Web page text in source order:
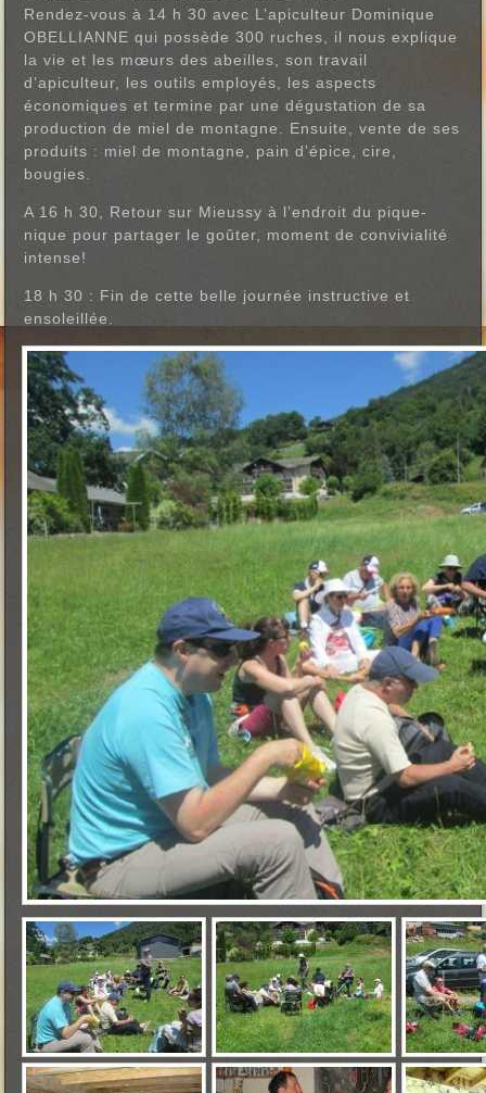
Rendez-vous à 14 h 30 avec L’apiculteur Dominique
OBELLIANNE qui possède 300 ruches, il nous explique
la vie et les mœurs des abeilles, son travail
d’apiculteur, les outils employés, les aspects
économiques et termine par une dégustation de sa
production de miel de montagne. Ensuite, vente de ses
produits : miel de montagne, pain d’épice, cire,
bougies.
A 16 h 30, Retour sur Mieussy à l’endroit du pique-
nique pour partager le goûter, moment de convivialité
intense!
18 h 30 : Fin de cette belle journée instructive et
ensoleillée.